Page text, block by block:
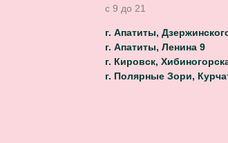
с 9 до 21
г. Апатиты,
г. Апатиты, Ленина 9
г. Кировск,
г. Полярные Зори,